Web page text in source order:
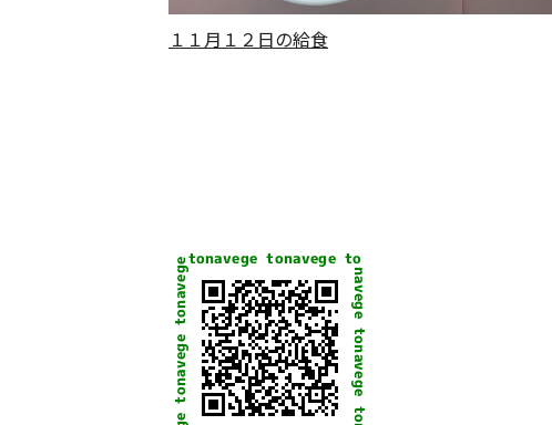
１１月１２日の給食